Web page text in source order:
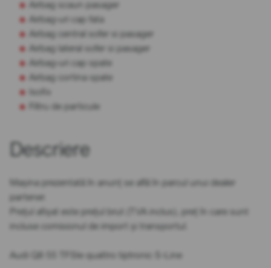
Airbag scaun pasager
Airbag-uri cap fata
Airbag central sofer si pasager
Airbag lateral sofer si pasager
Airbag-uri cap spate
Airbag cortina spate
Isofix
Filtru de particule
Descriere
Mașina prezentată în anunț se află în parcul unui dealer
partener.
Prețul afișat este prețul brut (TVA inclus), preț în care sunt
incluse comisionul de import și transportul.
Audi Q8 55 TFSIe quattro tiptronic S-Line